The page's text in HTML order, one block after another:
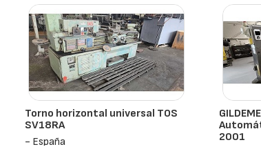
Torno horizontal universal TOS
SV18RA
- España
2001